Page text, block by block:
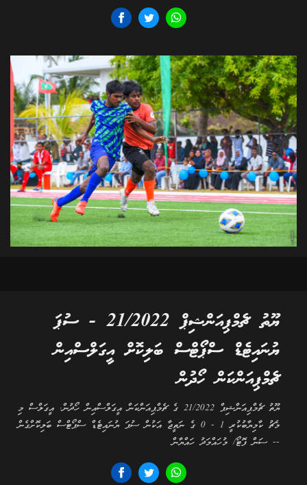
ޔޫތު ޗެމްޕިއަންޝިޕް 21/2022 - ސުޕަ
ޔުނައިޓެޑް ސްޕޯޓްސް ބަލިކޮށް އީގަލްސްއިން
ޗެމްޕިއަންކަން ހޯދުން
ޔޫތު ޗެމްޕިއަންޝިޕް 21/2022 ގެ ޗެމްޕިއަންކަން އީގަލްސްއިން ހޯދުން. އީގަލްސް މި
މެޗު ކާމިޔާބުކުރީ 1 - 0 ގެ ނަތީޖާ އަކުން ސުޕަ ޔުނައިޓެޑް ސްޕޯޓްސް ބަލިކޮށްގެން
-- ސަން ފޮޓޯ/ މުހައްމަދު ހައްޔާން